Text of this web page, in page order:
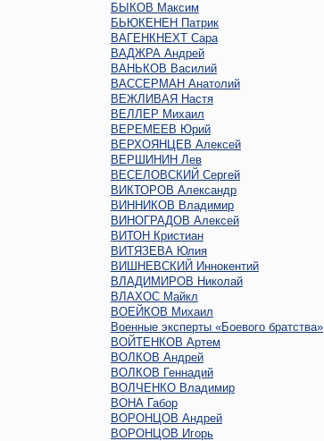
БЫКОВ Максим
БЬЮКЕНЕН Патрик
ВАГЕНКНЕХТ Сара
ВАДЖРА Андрей
ВАНЬКОВ Василий
ВАССЕРМАН Анатолий
ВЕЖЛИВАЯ Настя
ВЕЛЛЕР Михаил
ВЕРЕМЕЕВ Юрий
ВЕРХОЯНЦЕВ Алексей
ВЕРШИНИН Лев
ВЕСЕЛОВСКИЙ Сергей
ВИКТОРОВ Александр
ВИННИКОВ Владимир
ВИНОГРАДОВ Алексей
ВИТОН Кристиан
ВИТЯЗЕВА Юлия
ВИШНЕВСКИЙ Иннокентий
ВЛАДИМИРОВ Николай
ВЛАХОС Майкл
ВОЕЙКОВ Михаил
Военные эксперты «Боевого братства»
ВОЙТЕНКОВ Артем
ВОЛКОВ Андрей
ВОЛКОВ Геннадий
ВОЛЧЕНКО Владимир
ВОНА Габор
ВОРОНЦОВ Андрей
ВОРОНЦОВ Игорь